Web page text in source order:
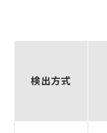
検出方式